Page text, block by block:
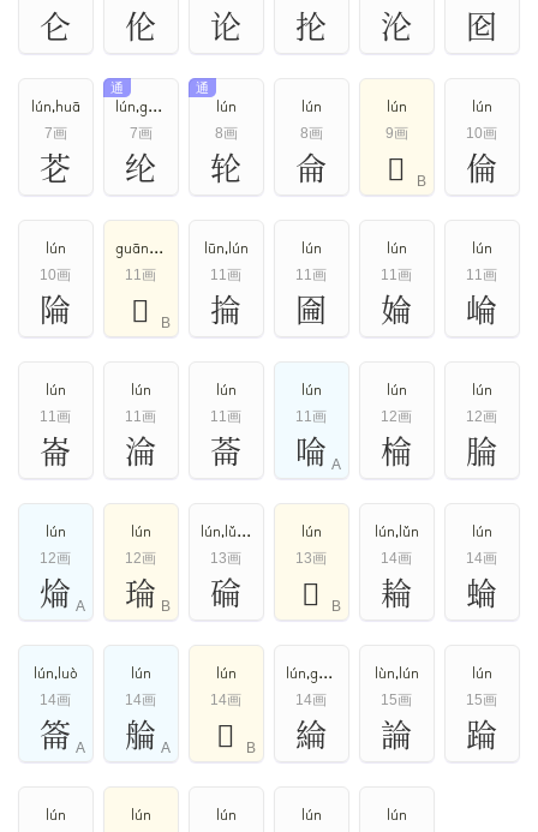
仑 伦 论 抡 沦 囵
lún,huā
7画
芲
lún,guān
7画
通
纶
lún
8画
通
轮
lún
8画
侖
lún
9画
𠔕 B
lún
10画
倫
lún
10画
陯
guān,lún
11画
𥿑 B
lūn,lún
11画
掄
lún
11画
圇
lún
11画
婨
lún
11画
崘
lún
11画
崙
lún
11画
淪
lún
11画
菕
lún
11画
㖮 A
lún
12画
棆
lún
12画
腀
lún
12画
㷍 A
lún
12画
𤦎 B
lún,lǔn,lùn
13画
碖
lún
13画
𤷔 B
lún,lǔn
14画
耣
lún
14画
蜦
lún,luò
14画
䈁 A
lún
14画
䑳 A
lún
14画
𠼩 B
lún,guān
14画
綸
lùn,lún
15画
論
lún
15画
踚
lún lún lún lún lún